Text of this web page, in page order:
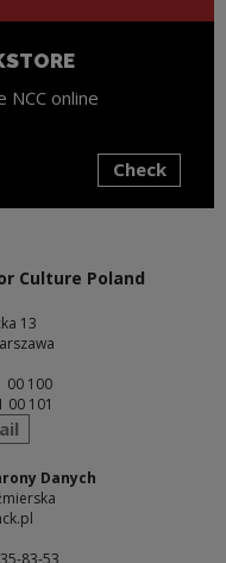
NCC online
Check
Culture Poland
13
00 100
00 101
Danych
83-53